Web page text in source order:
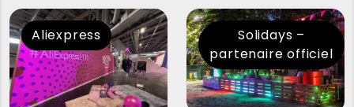
Aliexpress
Solidays –
partenaire officiel